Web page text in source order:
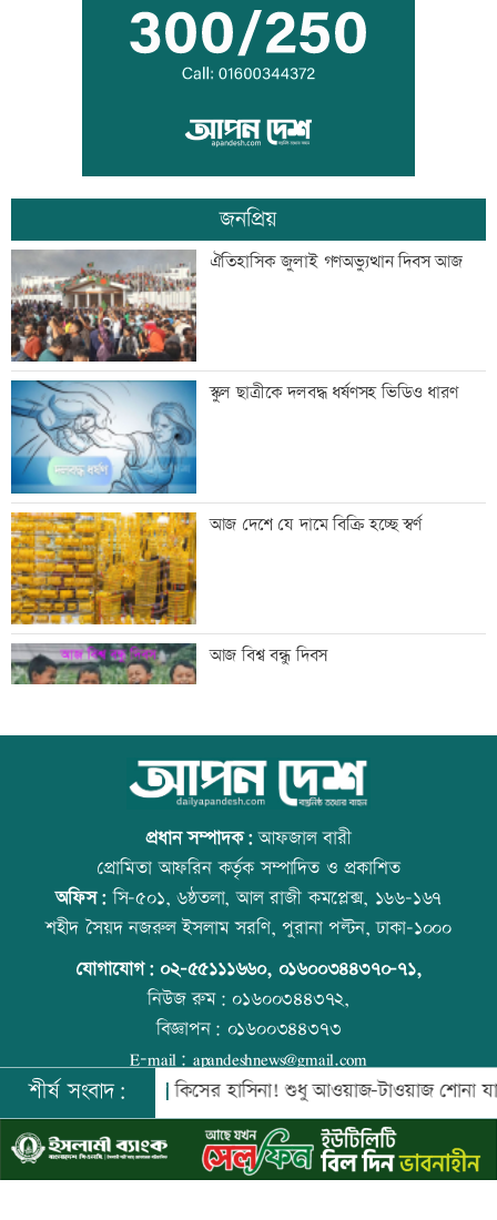
পাঁচ আর্থিক প্রতিষ্ঠান বন্ধের অনুমোদন,
রোববার প্রশাসক নিয়োগ
ঢাকা-ময়মনসিংহ রেল যোগাযোগ স্বাভাবিক
সিঙ্গাপুর থেকে এক কার্গো এলএনজি কিনবে
সরকার
মান্দায় ২৯৬ বোতলসহ দুই মাদক কারবারি
আটক
গুরুত্বপূর্ণ ব্যক্তিদের নিয়ে অপপ্রচারের বিরুদ্ধে
সতর্ক করল পুলিশ
নিরাপত্তা পেলে দেশে ফিরতে চান সাকিব
সাকিবের দেশে ফেরার সুযোগ নেই: ক্রীড়া
প্রতিমন্ত্রী
শিল্পকলায় বিনামূল্যে ৬ সিনেমা দেখা যাবে
দিল্লিতে শেখ হাসিনার বক্তব্যে ভারতের সমর্থন
জনপ্রিয়
ঐতিহাসিক জুলাই গণঅভ্যুত্থান দিবস আজ
স্কুল ছাত্রীকে দলবদ্ধ ধর্ষণসহ ভিডিও ধারণ
আজ দেশে যে দামে বিক্রি হচ্ছে স্বর্ণ
আজ বিশ্ব বন্ধু দিবস
কোরআন-হাদিসে নামাজ না পড়ার শাস্তি
উত্থান-পতনের বাজারে আজ স্বর্ণের ভরি কত
আজ স্বর্ণ-রুপা যে দামে বিক্রি হচ্ছে
বিশ্ব মাতৃদুগ্ধ দিবস আজ
প্রধান সম্পাদক:আফজাল বারী
প্রোমিতা আফরিন কর্তৃক সম্পাদিত ও প্রকাশিত
অফিস:সি-৫০১, ৬ষ্ঠতলা, আল রাজী কমপ্লেক্স, ১৬৬-১৬৭
শহীদ সৈয়দ নজরুল ইসলাম সরণি, পুরানা পল্টন, ঢাকা-১০০০
যোগাযোগ: ০২-৫৫১১১৬৬০, ০১৬০০৩৪৪৩৭০-৭১,
নিউজ রুম:০১৬০০৩৪৪৩৭২,
বিজ্ঞাপন: ০১৬০০৩৪৪৩৭৩
E-mail: apandeshnews@gmail.com
©২০২৬ |আপন দেশ ডটকমকর্তৃক সর্বসত্ব ® সংরক্ষিত | উন্নয়নে
ইমিথমেকারস.কম
শীর্ষ সংবাদ:
সরকার কিসের হাসিনা! শুধু আওয়াজ-টাওয়াজ শোনা যায়: